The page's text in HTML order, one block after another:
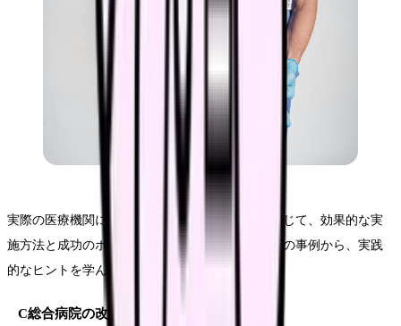
実際の医療機関における採用動画の活用事例を通じて、効果的な実
施方法と成功のポイントを解説します。それぞれの事例から、実践
的なヒントを学んでいきましょう。
C総合病院の改革事例